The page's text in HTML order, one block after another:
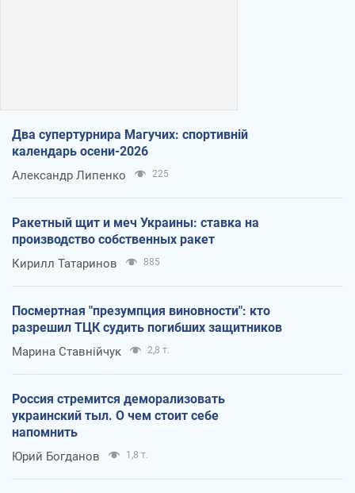
Два супертурнира Магучих: спортивній
календарь осени-2026
Александр Липенко 225
Ракетный щит и меч Украины: ставка на
производство собственных ракет
Кирилл Татаринов 885
Посмертная "презумпция виновности": кто
разрешил ТЦК судить погибших защитников
Марина Ставнійчук 2,8 т.
Россия стремится деморализовать
украинский тыл. О чем стоит себе
напомнить
Юрий Богданов 1,8 т.